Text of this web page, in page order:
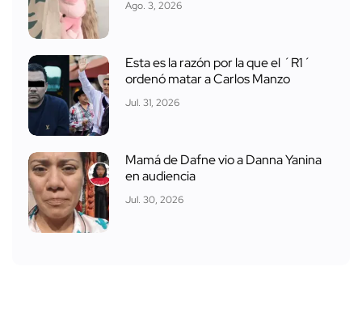
Ago. 3, 2026
Esta es la razón por la que el ´R1´
ordenó matar a Carlos Manzo
Jul. 31, 2026
Mamá de Dafne vio a Danna Yanina
en audiencia
Jul. 30, 2026